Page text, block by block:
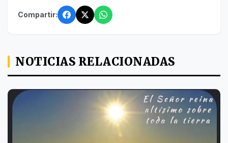
Compartir:
NOTICIAS RELACIONADAS